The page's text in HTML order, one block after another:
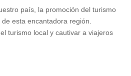
país, la promoción del turismo
esta encantadora región.
turismo local y cautivar a viajeros